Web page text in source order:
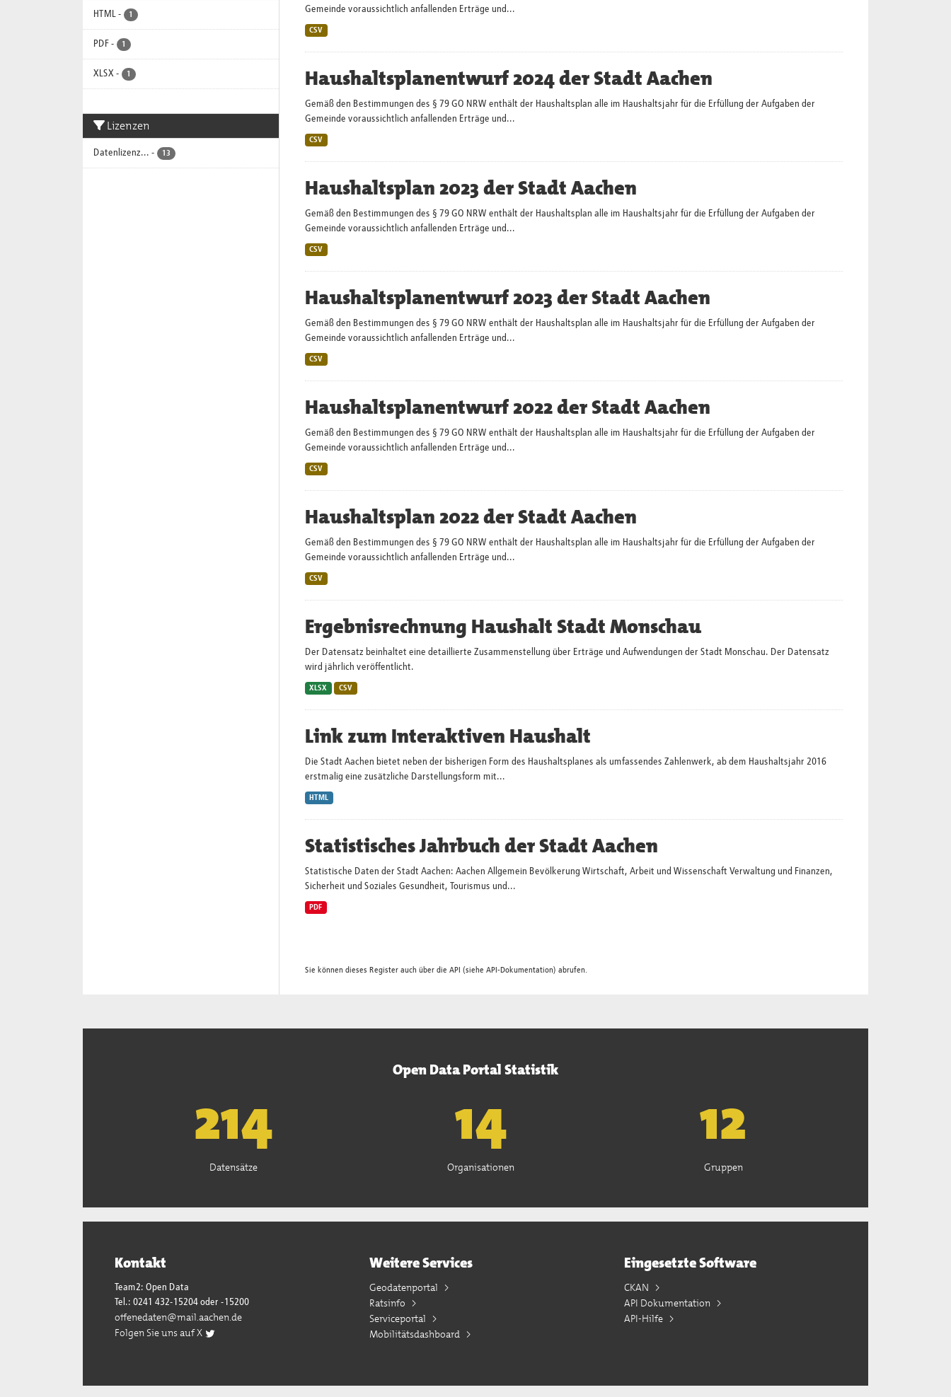
HTML - 1
PDF - 1
XLSX - 1
Lizenzen
Datenlizenz... - 13
Gemeinde voraussichtlich anfallenden Erträge und...
CSV
Haushaltsplanentwurf 2024 der Stadt Aachen
Gemäß den Bestimmungen des § 79 GO NRW enthält der Haushaltsplan alle im Haushaltsjahr für die Erfüllung der Aufgaben der
Gemeinde voraussichtlich anfallenden Erträge und...
CSV
Haushaltsplan 2023 der Stadt Aachen
Gemäß den Bestimmungen des § 79 GO NRW enthält der Haushaltsplan alle im Haushaltsjahr für die Erfüllung der Aufgaben der
Gemeinde voraussichtlich anfallenden Erträge und...
CSV
Haushaltsplanentwurf 2023 der Stadt Aachen
Gemäß den Bestimmungen des § 79 GO NRW enthält der Haushaltsplan alle im Haushaltsjahr für die Erfüllung der Aufgaben der
Gemeinde voraussichtlich anfallenden Erträge und...
CSV
Haushaltsplanentwurf 2022 der Stadt Aachen
Gemäß den Bestimmungen des § 79 GO NRW enthält der Haushaltsplan alle im Haushaltsjahr für die Erfüllung der Aufgaben der
Gemeinde voraussichtlich anfallenden Erträge und...
CSV
Haushaltsplan 2022 der Stadt Aachen
Gemäß den Bestimmungen des § 79 GO NRW enthält der Haushaltsplan alle im Haushaltsjahr für die Erfüllung der Aufgaben der
Gemeinde voraussichtlich anfallenden Erträge und...
CSV
Ergebnisrechnung Haushalt Stadt Monschau
Der Datensatz beinhaltet eine detaillierte Zusammenstellung über Erträge und Aufwendungen der Stadt Monschau. Der Datensatz
wird jährlich veröffentlicht.
XLSX CSV
Link zum Interaktiven Haushalt
Die Stadt Aachen bietet neben der bisherigen Form des Haushaltsplanes als umfassendes Zahlenwerk, ab dem Haushaltsjahr 2016
erstmalig eine zusätzliche Darstellungsform mit...
HTML
Statistisches Jahrbuch der Stadt Aachen
Statistische Daten der Stadt Aachen: Aachen Allgemein Bevölkerung Wirtschaft, Arbeit und Wissenschaft Verwaltung und Finanzen,
Sicherheit und Soziales Gesundheit, Tourismus und...
PDF
Sie können dieses Register auch über die API (siehe API-Dokumentation) abrufen.
Open Data Portal Statistik
222
Datensätze
15
Organisationen
13
Gruppen
Kontakt
Team2: Open Data
Tel.: 0241 432-15204 oder -15200
offenedaten@mail.aachen.de
Folgen Sie uns auf X
Weitere Services
Geodatenportal
Ratsinfo
Serviceportal
Mobilitätsdashboard
Eingesetzte Software
CKAN
API Dokumentation
API-Hilfe